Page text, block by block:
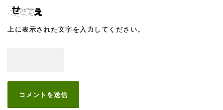
上に表示された文字を入力してください。